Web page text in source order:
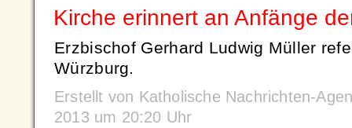
Kirche erinnert an Anfänge
Erzbischof Gerhard Ludwig Müller
Würzburg.
Erstellt von Katholische Nachrichten-
2013 um 20:20 Uhr